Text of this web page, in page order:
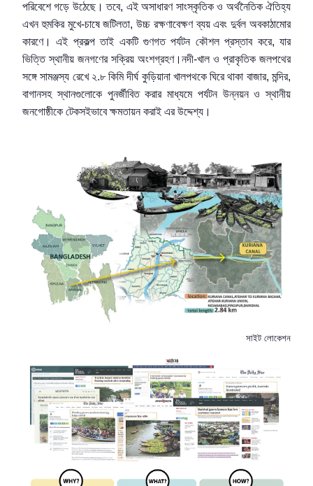
পরিবেশে গড়ে উঠেছে। তবে, এই অসাধারণ সাংস্কৃতিক ও অর্থনৈতিক ঐতিহ্য
এখন হুমকির মুখে-চাষে জটিলতা, উচ্চ রক্ষণাবেক্ষণ ব্যয় এবং দুর্বল অবকাঠামোর
কারণে। এই প্রকল্প তাই একটি গুণগত পর্যটন কৌশল প্রস্তাব করে, যার
ভিত্তি স্থানীয় জনগণের সক্রিয় অংশগ্রহণ।নদী-খাল ও প্রাকৃতিক জলপথের
সঙ্গে সামঞ্জস্য রেখে ২.৮ কিমি দীর্ঘ কুড়িয়ানা খালপথকে ঘিরে থাকা বাজার, মন্দির,
বাগানসহ স্থানগুলোকে পুনর্জীবিত করার মাধ্যমে পর্যটন উন্নয়ন ও স্থানীয়
জনগোষ্ঠীকে টেকসইভাবে ক্ষমতায়ন করাই এর উদ্দেশ্য।
সাইট লোকেশন